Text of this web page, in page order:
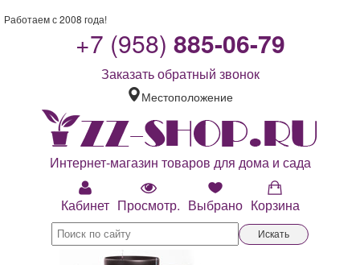
Работаем с 2008 года!
+7 (958) 885-06-79
Заказать обратный звонок
Местоположение
Интернет-магазин товаров для дома и сада
Кабинет Просмотр. Выбрано Корзина
Искать